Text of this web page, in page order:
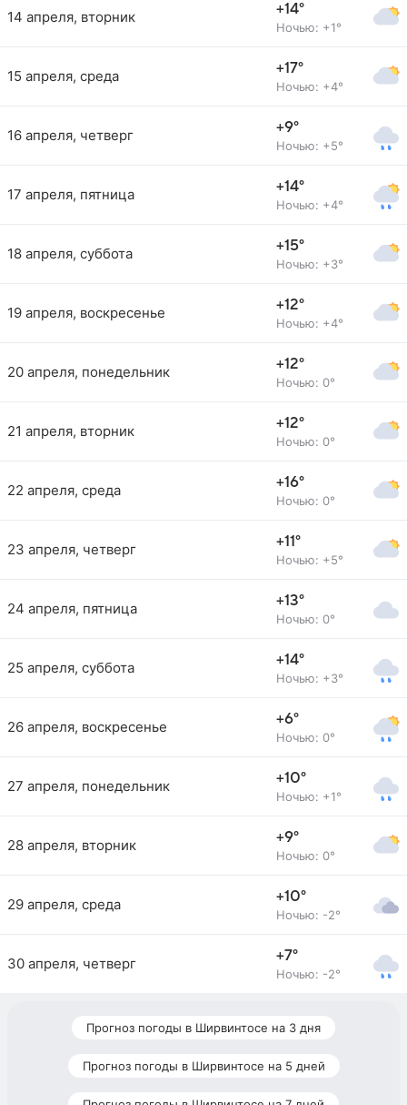
14 апреля, вторник +14°
Ночью: +1°
15 апреля, среда +17°
Ночью: +4°
16 апреля, четверг +9°
Ночью: +5°
17 апреля, пятница +14°
Ночью: +4°
18 апреля, суббота +15°
Ночью: +3°
19 апреля, воскресенье +12°
Ночью: +4°
20 апреля, понедельник +12°
Ночью: 0°
21 апреля, вторник +12°
Ночью: 0°
22 апреля, среда +16°
Ночью: 0°
23 апреля, четверг +11°
Ночью: +5°
24 апреля, пятница +13°
Ночью: 0°
25 апреля, суббота +14°
Ночью: +3°
26 апреля, воскресенье +6°
Ночью: 0°
27 апреля, понедельник +10°
Ночью: +1°
28 апреля, вторник +9°
Ночью: 0°
29 апреля, среда +10°
Ночью: -2°
30 апреля, четверг +7°
Ночью: -2°
Прогноз погоды в Ширвинтосе на 3 дня
Прогноз погоды в Ширвинтосе на 5 дней